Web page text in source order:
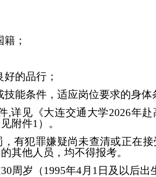
；
的品行；
技能条件，适应岗位要求的身体
,详见《大连交通大学2026年赴
附件1）。
有犯罪嫌疑尚未查清或正在
其他人员，均不得报考。
30周岁（ 1995年4月 1 日及以后出